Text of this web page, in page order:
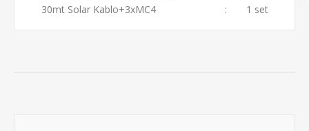
30mt Solar Kablo+3xMC4 : 1 set